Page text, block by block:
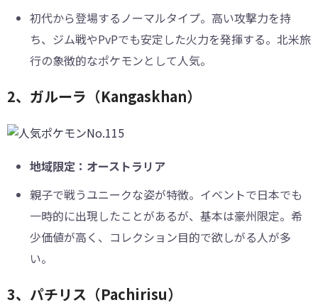
初代から登場するノーマルタイプ。高い攻撃力を持
ち、ジム戦やPvPでも安定した火力を発揮する。北米旅
行の象徴的なポケモンとして人気。
2、ガルーラ（Kangaskhan）
地域限定：オーストラリア
親子で戦うユニークな姿が特徴。イベントで日本でも
一時的に出現したことがあるが、基本は豪州限定。希
少価値が高く、コレクション目的で欲しがる人が多
い。
3、パチリス（Pachirisu）